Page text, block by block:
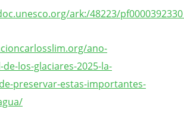
ark:/48223/
ano-
los-glaciares-2025-la-
preservar-estas-importantes-